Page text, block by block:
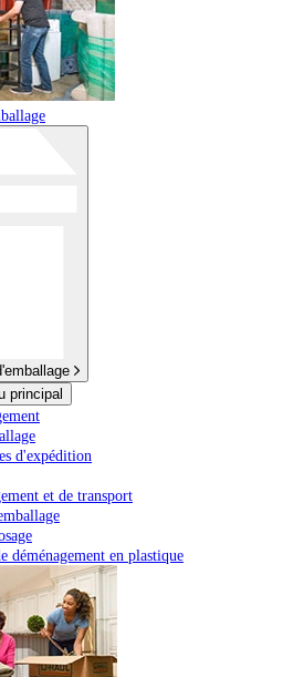
principal
d'expédition
et de transport
déménagement en plastique